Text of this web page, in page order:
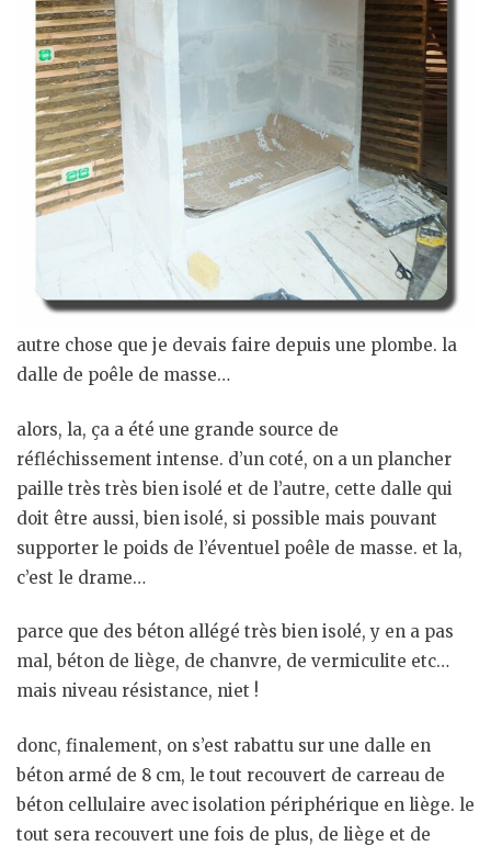
autre chose que je devais faire depuis une plombe. la
dalle de poêle de masse…
alors, la, ça a été une grande source de
réfléchissement intense. d’un coté, on a un plancher
paille très très bien isolé et de l’autre, cette dalle qui
doit être aussi, bien isolé, si possible mais pouvant
supporter le poids de l’éventuel poêle de masse. et la,
c’est le drame…
parce que des béton allégé très bien isolé, y en a pas
mal, béton de liège, de chanvre, de vermiculite etc…
mais niveau résistance, niet !
donc, finalement, on s’est rabattu sur une dalle en
béton armé de 8 cm, le tout recouvert de carreau de
béton cellulaire avec isolation périphérique en liège. le
tout sera recouvert une fois de plus, de liège et de